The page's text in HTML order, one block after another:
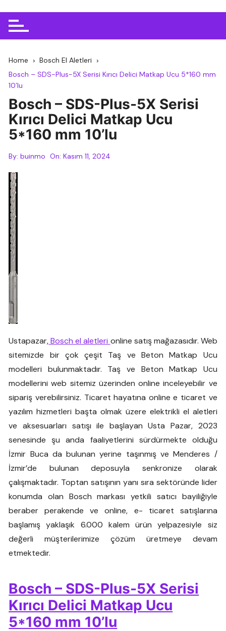
Home
Bosch El Aletleri
Bosch – SDS-Plus-5X Serisi Kırıcı Delici Matkap Ucu 5*160 mm
10’lu
Bosch – SDS-Plus-5X Serisi
Kırıcı Delici Matkap Ucu
5*160 mm 10’lu
By: buinmo On:Kasım 11, 2024
Ustapazar,Bosch el aletleri online satış mağazasıdır. Web
sitemizde bir çok çeşit Taş ve Beton Matkap Ucu
modelleri bulunmaktadır. Taş ve Beton Matkap Ucu
modellerini web sitemiz üzerinden online inceleyebilir ve
sipariş verebilirsiniz. Ticaret hayatına online e ticaret ve
yazılım hizmetleri başta olmak üzere elektrikli el aletleri
ve aksesuarları satışı ile başlayan Usta Pazar, 2023
senesinde şu anda faaliyetlerini sürdürmekte olduğu
İzmir Buca da bulunan yerine taşınmış ve Menderes /
İzmir’de bulunan deposuyla senkronize olarak
çalışmaktadır. Toptan satışının yanı sıra sektöründe lider
konumda olan Bosch markası yetkili satıcı bayiliğiyle
beraber perakende ve online, e- ticaret satışlarına
başlamış yaklaşık 6.000 kalem ürün yelpazesiyle siz
değerli müşterilerimize çözüm üretmeye devam
etmektedir.
Bosch – SDS-Plus-5X Serisi
Kırıcı Delici Matkap Ucu
5*160 mm 10’lu